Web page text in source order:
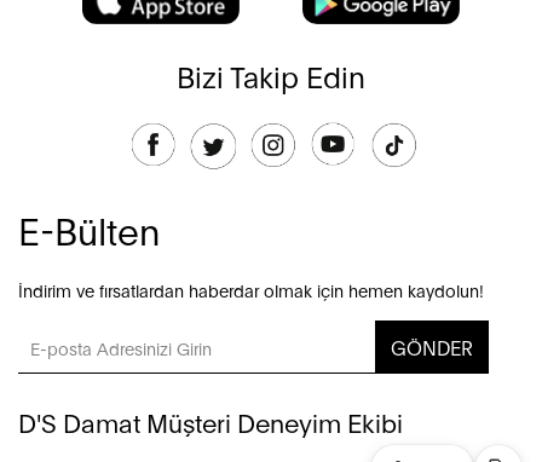
Bizi Takip Edin
E-Bülten
İndirim ve fırsatlardan haberdar olmak için hemen kaydolun!
GÖNDER
D'S Damat Müşteri Deneyim Ekibi